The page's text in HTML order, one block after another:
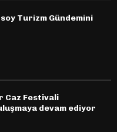
Turizm Gündemini
Caz Festivali
devam ediyor